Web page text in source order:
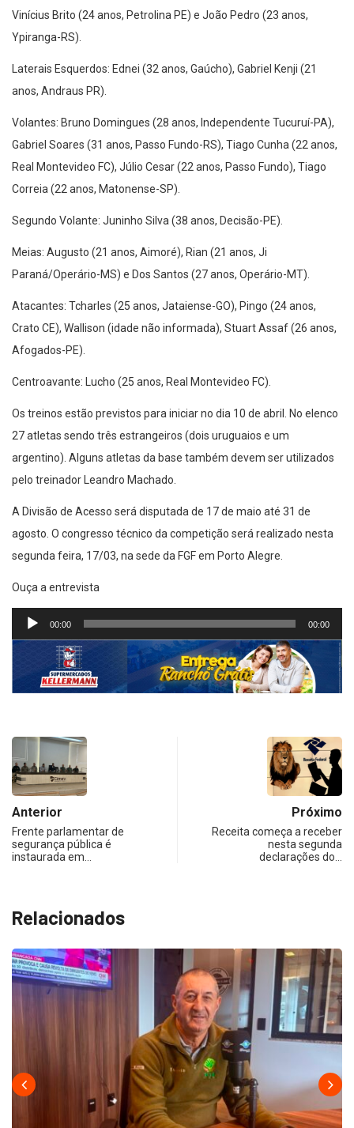
Vinícius Brito (24 anos, Petrolina PE) e João Pedro (23 anos,
Ypiranga-RS).
Laterais Esquerdos: Ednei (32 anos, Gaúcho), Gabriel Kenji (21
anos, Andraus PR).
Volantes: Bruno Domingues (28 anos, Independente Tucuruí-PA),
Gabriel Soares (31 anos, Passo Fundo-RS), Tiago Cunha (22 anos,
Real Montevideo FC), Júlio Cesar (22 anos, Passo Fundo), Tiago
Correia (22 anos, Matonense-SP).
Segundo Volante: Juninho Silva (38 anos, Decisão-PE).
Meias: Augusto (21 anos, Aimoré), Rian (21 anos, Ji
Paraná/Operário-MS) e Dos Santos (27 anos, Operário-MT).
Atacantes: Tcharles (25 anos, Jataiense-GO), Pingo (24 anos,
Crato CE), Wallison (idade não informada), Stuart Assaf (26 anos,
Afogados-PE).
Centroavante: Lucho (25 anos, Real Montevideo FC).
Os treinos estão previstos para iniciar no dia 10 de abril. No elenco
27 atletas sendo três estrangeiros (dois uruguaios e um
argentino). Alguns atletas da base também devem ser utilizados
pelo treinador Leandro Machado.
A Divisão de Acesso será disputada de 17 de maio até 31 de
agosto. O congresso técnico da competição será realizado nesta
segunda feira, 17/03, na sede da FGF em Porto Alegre.
Ouça a entrevista
Tocador
00:00 00:00
Anterior
Frente parlamentar de
segurança pública é
instaurada em…
Próximo
Receita começa a receber
nesta segunda
declarações do…
Relacionados